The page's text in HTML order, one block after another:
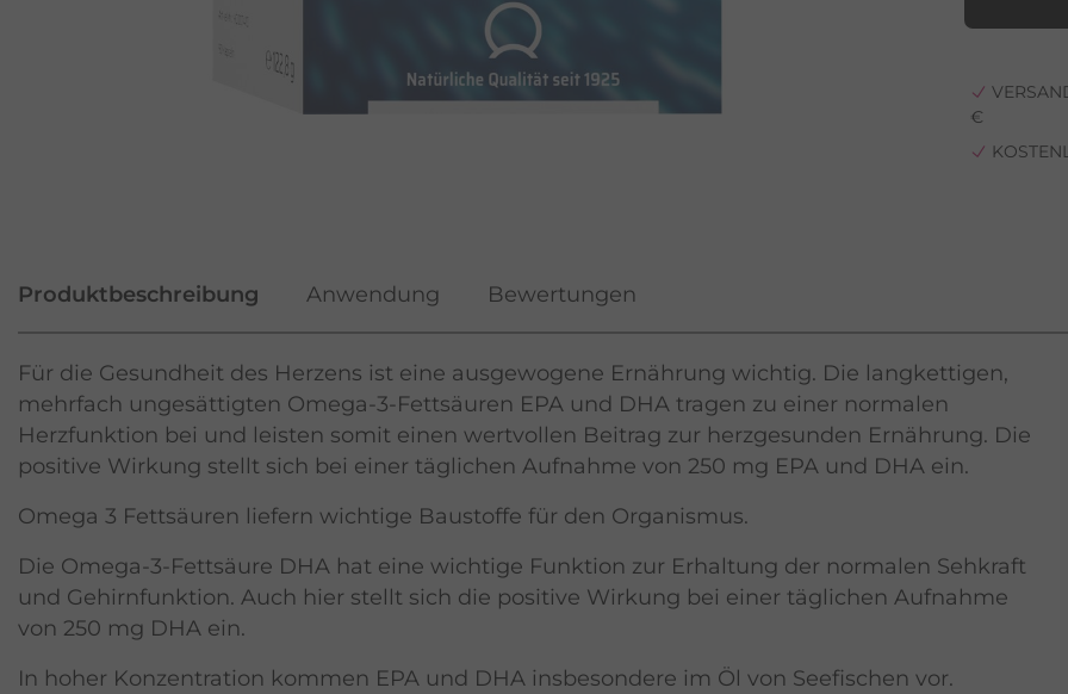
€
Produktbeschreibung Anwendung Bewertungen
Für die Gesundheit des Herzens ist eine ausgewogene Ernährung wichtig. Die langkettigen,
mehrfach ungesättigten Omega-3-Fettsäuren EPA und DHA tragen zu einer normalen
Herzfunktion bei und leisten somit einen wertvollen Beitrag zur herzgesunden Ernährung. Die
positive Wirkung stellt sich bei einer täglichen Aufnahme von 250 mg EPA und DHA ein.
Omega 3 Fettsäuren liefern wichtige Baustoffe für den Organismus.
Die Omega-3-Fettsäure DHA hat eine wichtige Funktion zur Erhaltung der normalen Sehkraft
und Gehirnfunktion. Auch hier stellt sich die positive Wirkung bei einer täglichen Aufnahme
von 250 mg DHA ein.
In hoher Konzentration kommen EPA und DHA insbesondere im Öl von Seefischen vor.